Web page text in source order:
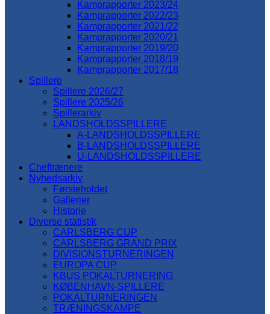
Kamprapporter 2023/24
Kamprapporter 2022/23
Kamprapporter 2021/22
Kamprapporter 2020/21
Kamprapporter 2019/20
Kamprapporter 2018/19
Kamprapporter 2017/18
Spillere
Spillere 2026/27
Spillere 2025/26
Spillerarkiv
LANDSHOLDSSPILLERE
A-LANDSHOLDSSPILLERE
B-LANDSHOLDSSPILLERE
U-LANDSHOLDSSPILLERE
Cheftrænere
Nyhedsarkiv
Førsteholdet
Gallerier
Historie
Diverse statistik
CARLSBERG CUP
CARLSBERG GRAND PRIX
DIVISIONSTURNERINGEN
EUROPA CUP
KBUS POKALTURNERING
KØBENHAVN-SPILLERE
POKALTURNERINGEN
TRÆNINGSKAMPE